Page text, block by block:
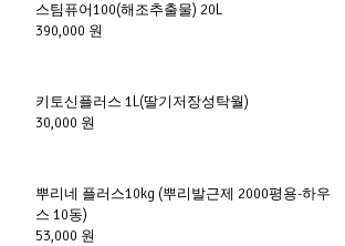
스팀퓨어100(해조추출물) 20L
390,000 원
키토신플러스 1L(딸기저장성탁월)
30,000 원
뿌리네 플러스10kg (뿌리발근제 2000평용-하우
스 10동)
53,000 원